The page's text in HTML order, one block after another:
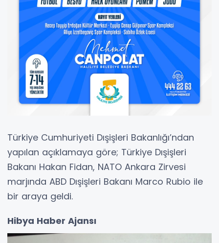
Türkiye Cumhuriyeti Dışişleri Bakanlığı’ndan
yapılan açıklamaya göre; Türkiye Dışişleri
Bakanı Hakan Fidan, NATO Ankara Zirvesi
marjında ABD Dışişleri Bakanı Marco Rubio ile
bir araya geldi.
Hibya Haber Ajansı